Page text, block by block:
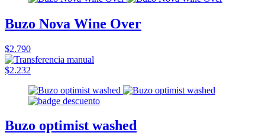
Buzo Nova Wine Over
$2.790
$2.232
Buzo optimist washed